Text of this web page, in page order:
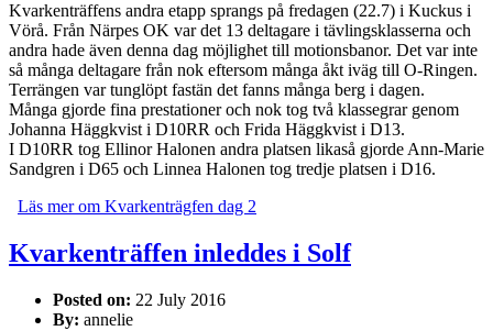
Kvarkenträffens andra etapp sprangs på fredagen (22.7) i Kuckus i
Vörå. Från Närpes OK var det 13 deltagare i tävlingsklasserna och
andra hade även denna dag möjlighet till motionsbanor. Det var inte
så många deltagare från nok eftersom många åkt iväg till O-Ringen.
Terrängen var tunglöpt fastän det fanns många berg i dagen.
Många gjorde fina prestationer och nok tog två klassegrar genom
Johanna Häggkvist i D10RR och Frida Häggkvist i D13.
I D10RR tog Ellinor Halonen andra platsen likaså gjorde Ann-Marie
Sandgren i D65 och Linnea Halonen tog tredje platsen i D16.
Läs merom Kvarkenträgfen dag 2
Kvarkenträffen inleddes i Solf
Posted on: 22 July 2016
By: annelie